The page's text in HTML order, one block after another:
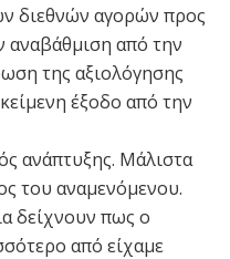
διεθνών αγορών προς
αναβάθμιση από την
της αξιολόγησης
έξοδο από την
ανάπτυξης. Μάλιστα
του αναμενόμενου.
δείχνουν πως ο
από είχαμε